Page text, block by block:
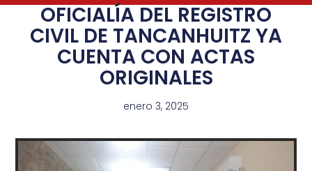
OFICIALÍA DEL REGISTRO
CIVIL DE TANCANHUITZ YA
CUENTA CON ACTAS
ORIGINALES
enero 3, 2025